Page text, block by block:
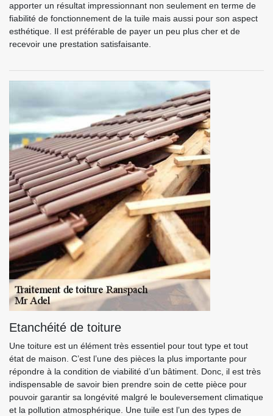
apporter un résultat impressionnant non seulement en terme de
fiabilité de fonctionnement de la tuile mais aussi pour son aspect
esthétique. Il est préférable de payer un peu plus cher et de
recevoir une prestation satisfaisante.
Etanchéité de toiture
Une toiture est un élément très essentiel pour tout type et tout
état de maison. C’est l’une des pièces la plus importante pour
répondre à la condition de viabilité d’un bâtiment. Donc, il est très
indispensable de savoir bien prendre soin de cette pièce pour
pouvoir garantir sa longévité malgré le bouleversement climatique
et la pollution atmosphérique. Une tuile est l’un des types de